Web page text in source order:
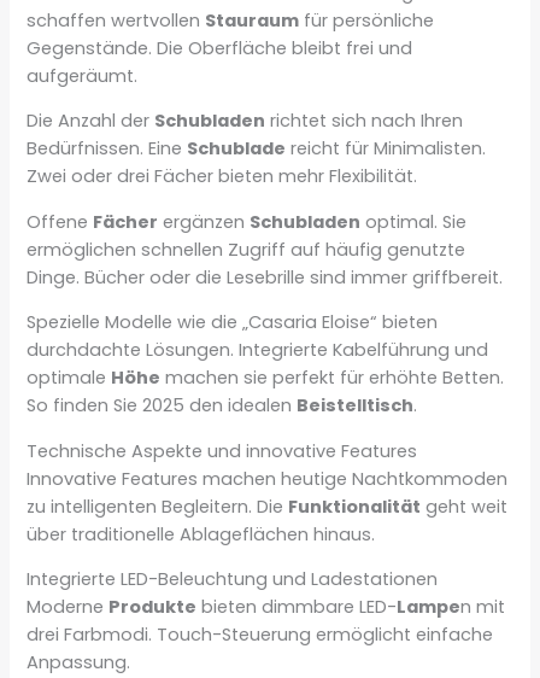
schaffen wertvollen Stauraum für persönliche
Gegenstände. Die Oberfläche bleibt frei und
aufgeräumt.
Die Anzahl der Schubladen richtet sich nach Ihren
Bedürfnissen. Eine Schublade reicht für Minimalisten.
Zwei oder drei Fächer bieten mehr Flexibilität.
Offene Fächer ergänzen Schubladen optimal. Sie
ermöglichen schnellen Zugriff auf häufig genutzte
Dinge. Bücher oder die Lesebrille sind immer griffbereit.
Spezielle Modelle wie die „Casaria Eloise“ bieten
durchdachte Lösungen. Integrierte Kabelführung und
optimale Höhe machen sie perfekt für erhöhte Betten.
So finden Sie 2025 den idealen Beistelltisch.
Technische Aspekte und innovative Features
Innovative Features machen heutige Nachtkommoden
zu intelligenten Begleitern. Die Funktionalität geht weit
über traditionelle Ablageflächen hinaus.
Integrierte LED-Beleuchtung und Ladestationen
Moderne Produkte bieten dimmbare LED-Lampen mit
drei Farbmodi. Touch-Steuerung ermöglicht einfache
Anpassung.